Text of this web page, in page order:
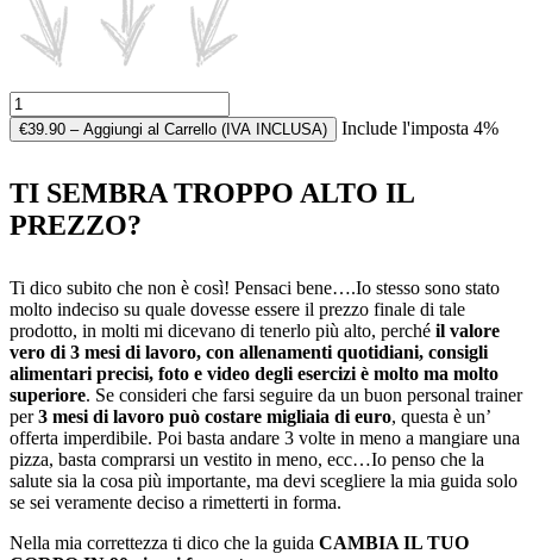
€39.90 – Aggiungi al Carrello (IVA INCLUSA) Include l'imposta 4%
TI SEMBRA TROPPO ALTO IL
PREZZO?
Ti dico subito che non è così! Pensaci bene….Io stesso sono stato
molto indeciso su quale dovesse essere il prezzo finale di tale
prodotto, in molti mi dicevano di tenerlo più alto, perché il valore
vero di 3 mesi di lavoro, con allenamenti quotidiani, consigli
alimentari precisi, foto e video degli esercizi è molto ma molto
superiore. Se consideri che farsi seguire da un buon personal trainer
per3 mesi di lavoro può costare migliaia di euro, questa è un’
offerta imperdibile. Poi basta andare 3 volte in meno a mangiare una
pizza, basta comprarsi un vestito in meno, ecc…Io penso che la
salute sia la cosa più importante, ma devi scegliere la mia guida solo
se sei veramente deciso a rimetterti in forma.
Nella mia correttezza ti dico che la guida CAMBIA IL TUO